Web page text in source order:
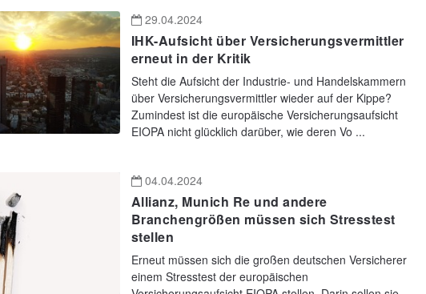
29.04.2024
IHK-Aufsicht über Versicherungsvermittler
erneut in der Kritik
Steht die Aufsicht der Industrie- und Handelskammern
über Versicherungsvermittler wieder auf der Kippe?
Zumindest ist die europäische Versicherungsaufsicht
EIOPA nicht glücklich darüber, wie deren Vo ...
04.04.2024
Allianz, Munich Re und andere
Branchengrößen müssen sich Stresstest
stellen
Erneut müssen sich die großen deutschen Versicherer
einem Stresstest der europäischen